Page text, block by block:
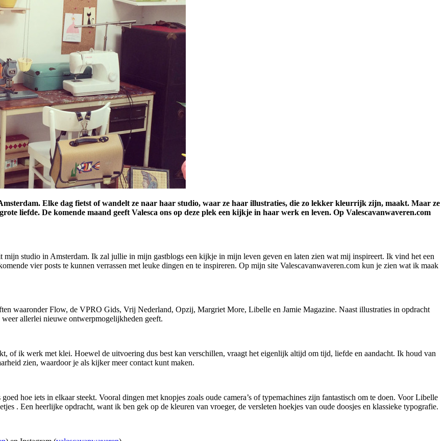
Elke dag fietst of wandelt ze naar haar studio, waar ze haar illustraties, die zo lekker kleurrijk zijn, maakt. Maar ze
liefde. De komende maand geeft Valesca ons op deze plek een kijkje in haar werk en leven. Op Valescavanwaveren.com
studio in Amsterdam. Ik zal jullie in mijn gastblogs een kijkje in mijn leven geven en laten zien wat mij inspireert. Ik vind het een
vier posts te kunnen verrassen met leuke dingen en te inspireren. Op mijn site Valescavanwaveren.com kun je zien wat ik maak
waaronder Flow, de VPRO Gids, Vrij Nederland, Opzij, Margriet More, Libelle en Jamie Magazine. Naast illustraties in opdracht
allerlei nieuwe ontwerpmogelijkheden geeft.
of ik werk met klei. Hoewel de uitvoering dus best kan verschillen, vraagt het eigenlijk altijd om tijd, liefde en aandacht. Ik houd van
zien, waardoor je als kijker meer contact kunt maken.
hoe iets in elkaar steekt. Vooral dingen met knopjes zoals oude camera’s of typemachines zijn fantastisch om te doen. Voor Libelle
. Een heerlijke opdracht, want ik ben gek op de kleuren van vroeger, de versleten hoekjes van oude doosjes en klassieke typografie.